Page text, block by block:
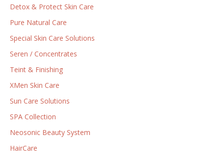
Detox & Protect Skin Care
Pure Natural Care
Special Skin Care Solutions
Seren / Concentrates
Teint & Finishing
XMen Skin Care
Sun Care Solutions
SPA Collection
Neosonic Beauty System
HairCare